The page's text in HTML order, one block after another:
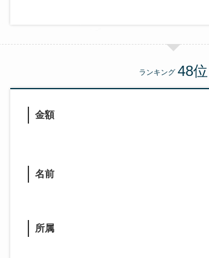
ランキング
金額
名前
所属